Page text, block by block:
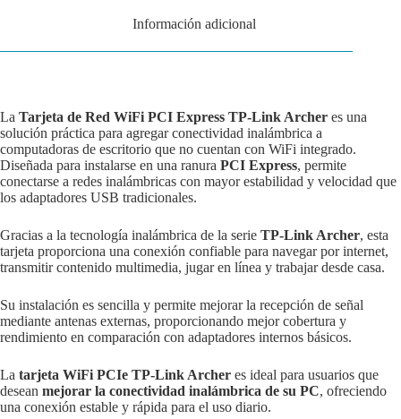
Información adicional
La Tarjeta de Red WiFi PCI Express TP-Link Archer es una
solución práctica para agregar conectividad inalámbrica a
computadoras de escritorio que no cuentan con WiFi integrado.
Diseñada para instalarse en una ranura PCI Express, permite
conectarse a redes inalámbricas con mayor estabilidad y velocidad que
los adaptadores USB tradicionales.
Gracias a la tecnología inalámbrica de la serie TP-Link Archer, esta
tarjeta proporciona una conexión confiable para navegar por internet,
transmitir contenido multimedia, jugar en línea y trabajar desde casa.
Su instalación es sencilla y permite mejorar la recepción de señal
mediante antenas externas, proporcionando mejor cobertura y
rendimiento en comparación con adaptadores internos básicos.
La tarjeta WiFi PCIe TP-Link Archer es ideal para usuarios que
desean mejorar la conectividad inalámbrica de su PC, ofreciendo
una conexión estable y rápida para el uso diario.